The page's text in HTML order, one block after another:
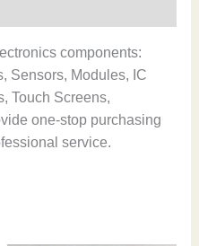
components:
Sensors, Modules, IC
Touch Screens,
one-stop purchasing
service.